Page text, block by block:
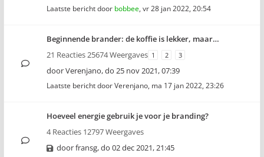
Laatste bericht door bobbee, vr 28 jan 2022, 20:54
Beginnende brander: de koffie is lekker, maar…
21 Reacties 25674 Weergaves 1 2 3
doorVerenjano,do 25 nov 2021, 07:39
Laatste bericht doorVerenjano, ma 17 jan 2022, 23:26
Hoeveel energie gebruik je voor je branding?
4 Reacties 12797 Weergaves
doorfransg,do 02 dec 2021, 21:45